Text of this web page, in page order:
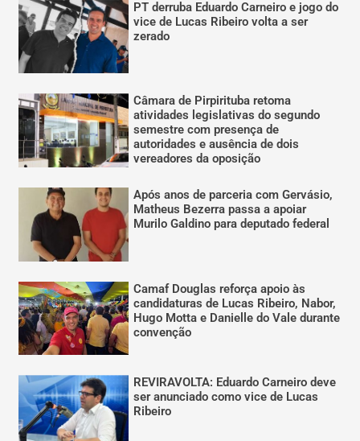
PT derruba Eduardo Carneiro e jogo do
vice de Lucas Ribeiro volta a ser
zerado
Câmara de Pirpirituba retoma
atividades legislativas do segundo
semestre com presença de
autoridades e ausência de dois
vereadores da oposição
Após anos de parceria com Gervásio,
Matheus Bezerra passa a apoiar
Murilo Galdino para deputado federal
Camaf Douglas reforça apoio às
candidaturas de Lucas Ribeiro, Nabor,
Hugo Motta e Danielle do Vale durante
convenção
REVIRAVOLTA: Eduardo Carneiro deve
ser anunciado como vice de Lucas
Ribeiro